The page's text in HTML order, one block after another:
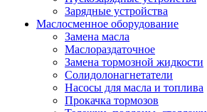
Зарядные устройства
Маслосменное оборудование
Замена масла
Маслораздаточное
Замена тормозной жидкости
Солидолонагнетатели
Насосы для масла и топлива
Прокачка тормозов